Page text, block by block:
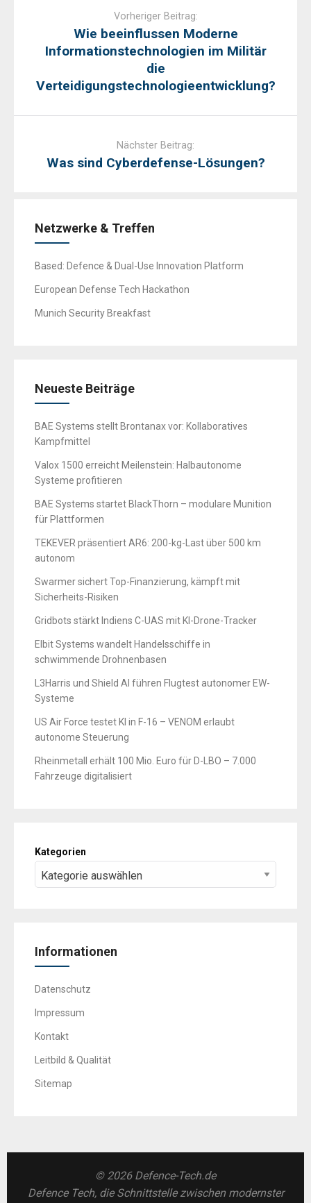
Vorheriger Beitrag:
Wie beeinflussen Moderne
Informationstechnologien im Militär
die
Verteidigungstechnologieentwicklung?
Nächster Beitrag:
Was sind Cyberdefense-Lösungen?
Netzwerke & Treffen
Based: Defence & Dual-Use Innovation Platform
European Defense Tech Hackathon
Munich Security Breakfast
Neueste Beiträge
BAE Systems stellt Brontanax vor: Kollaboratives
Kampfmittel
Valox 1500 erreicht Meilenstein: Halbautonome
Systeme profitieren
BAE Systems startet BlackThorn – modulare Munition
für Plattformen
TEKEVER präsentiert AR6: 200-kg-Last über 500 km
autonom
Swarmer sichert Top-Finanzierung, kämpft mit
Sicherheits-Risiken
Gridbots stärkt Indiens C-UAS mit KI-Drone-Tracker
Elbit Systems wandelt Handelsschiffe in
schwimmende Drohnenbasen
L3Harris und Shield AI führen Flugtest autonomer EW-
Systeme
US Air Force testet KI in F-16 – VENOM erlaubt
autonome Steuerung
Rheinmetall erhält 100 Mio. Euro für D-LBO – 7.000
Fahrzeuge digitalisiert
Kategorien
Informationen
Datenschutz
Impressum
Kontakt
Leitbild & Qualität
Sitemap
© 2026 Defence-Tech.de
Defence Tech, die Schnittstelle zwischen modernster